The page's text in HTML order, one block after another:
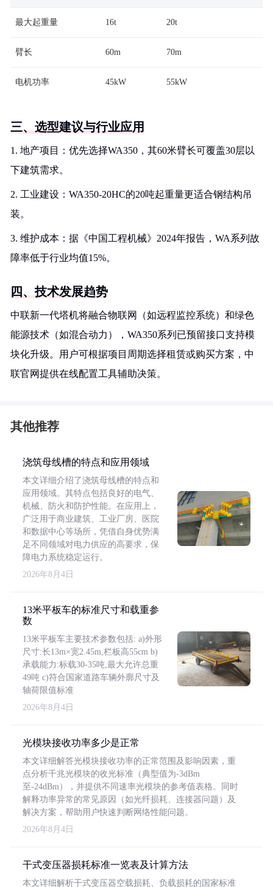
最大起重量 16t 20t
臂长 60m 70m
电机功率 45kW 55kW
三、选型建议与行业应用
1. 地产项目：优先选择WA350，其60米臂长可覆盖30层以
下建筑需求。
2. 工业建设：WA350-20HC的20吨起重量更适合钢结构吊
装。
3. 维护成本：据《中国工程机械》2024年报告，WA系列故
障率低于行业均值15%。
四、技术发展趋势
中联新一代塔机将融合物联网（如远程监控系统）和绿色
能源技术（如混合动力），WA350系列已预留接口支持模
块化升级。用户可根据项目周期选择租赁或购买方案，中
联官网提供在线配置工具辅助决策。
其他推荐
浇筑母线槽的特点和应用领域
本文详细介绍了浇筑母线槽的特点和
应用领域。其特点包括良好的电气、
机械、防火和防护性能。在应用上，
广泛用于商业建筑、工业厂房、医院
和数据中心等场所，凭借自身优势满
足不同领域对电力供应的高要求，保
障电力系统稳定运行。
2026年8月4日
13米平板车的标准尺寸和载重参
数
13米平板车主要技术参数包括: a)外形
尺寸:长13m×宽2.45m,栏板高55cm b)
承载能力:标载30-35吨,最大允许总重
49吨 c)符合国家道路车辆外廓尺寸及
轴荷限值标准
2026年8月4日
光模块接收功率多少是正常
本文详细解答光模块接收功率的正常范围及影响因素，重
点分析千兆光模块的收光标准（典型值为-3dBm
至-24dBm），并提供不同速率光模块的参考值表格。同时
解释功率异常的常见原因（如光纤损耗、连接器问题）及
解决方案，帮助用户快速判断网络性能问题。
2026年8月4日
干式变压器损耗标准一览表及计算方法
本文详细解析干式变压器空载损耗、负载损耗的国家标准